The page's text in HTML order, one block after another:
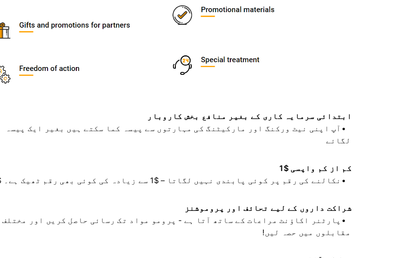
ابتدائی سرمایہ کاری کے بغیر منافع بخش کاروبار
آپ اپنی نیٹ ورکنگ اور مارکیٹنگ کی مہارتوں سے پیسہ کما سکتے ہیں بغیر ایک پیسہ
لگائے
کم از کم واپسی $1
FBS نکالنے کی رقم پر کوئی پابندی نہیں لگاتا – $1 سے زیادہ کی کوئی بھی رقم ٹھیک ہے۔
شراکت داروں کے لیے تحائف اور پروموشنز
پارٹنر اکاؤنٹ مراعات کے ساتھ آتا ہے - پرومو مواد تک رسائی حاصل کریں اور مختلف
مقابلوں میں حصہ لیں!